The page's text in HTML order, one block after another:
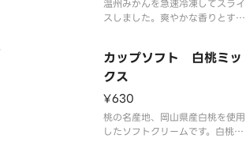
温州みかんを急速冷凍してスライ
スしました。爽やかな香りとすっ
みください。
カップソフト 白桃ミッ
クス
¥630
桃の名産地、岡山県産白桃を使用
したソフトクリームです。白桃の